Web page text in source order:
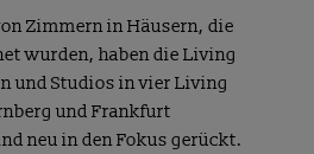
Zimmern in Häusern, die
wurden, haben die Living
und Studios in vier Living
und Frankfurt
neu in den Fokus gerückt.